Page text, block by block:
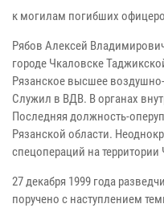
к могилам погибших
Рябов Алексей
городе Чкаловске
Рязанское высшее
Служил в ВДВ. В органах
Последняя должность-
Рязанской области.
спецопераций на
27 декабря 1999 года
поручено с наступлением